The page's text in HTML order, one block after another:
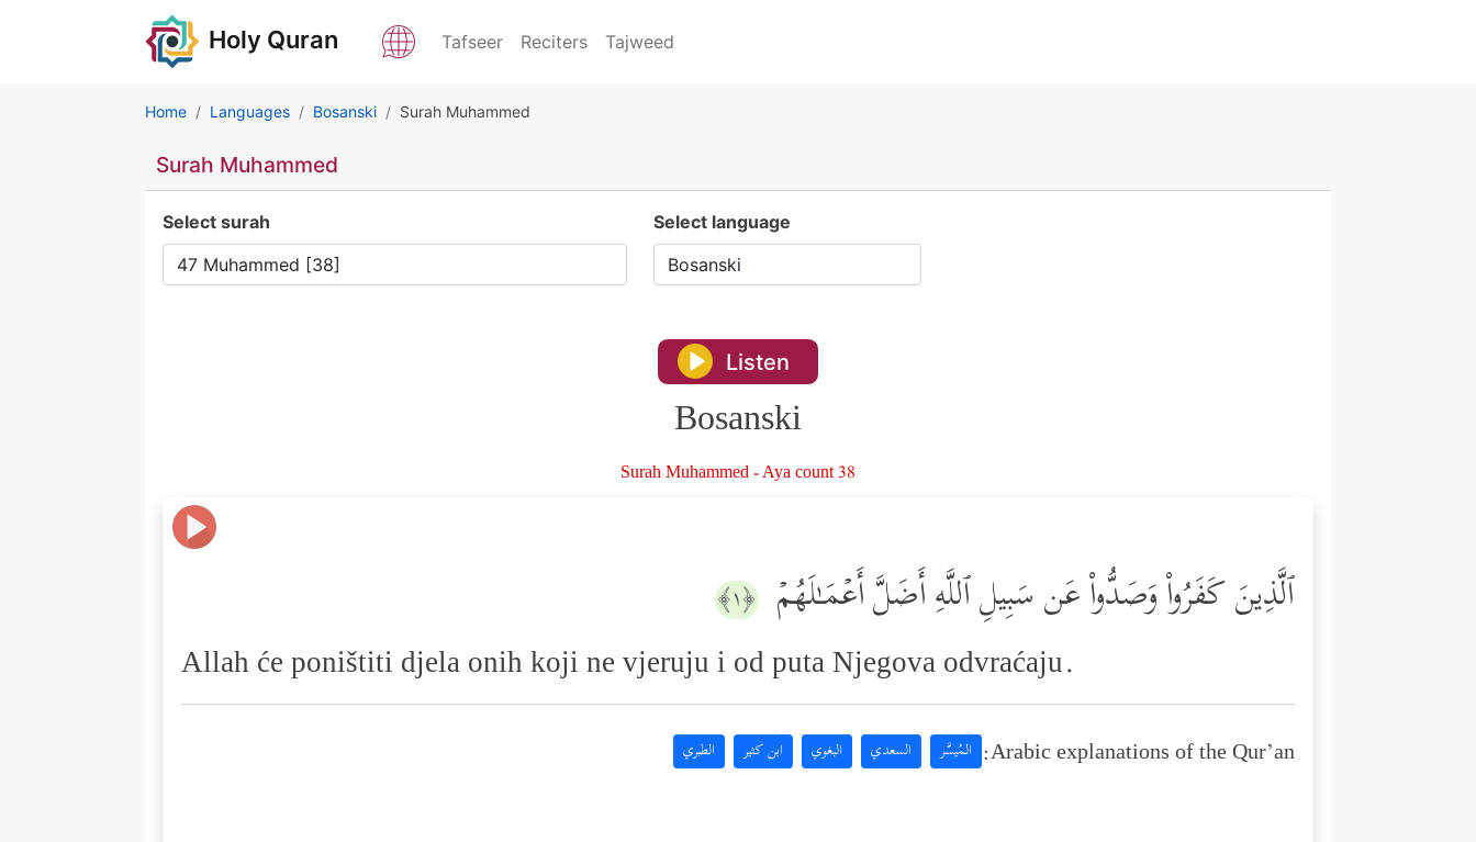
Holy Quran Tafseer Reciters Tajweed
Home Languages Bosanski Surah Muhammed
Surah Muhammed
Select surah Select language
Listen
Bosanski
Surah Muhammed - Aya count 38
ٱلَّذِینَ كَفَرُواْ وَصَدُّواْ عَن سَبِیلِ ٱللَّهِ أَضَلَّ أَعۡمَـٰلَهُمۡ ﴿١﴾
Allah će poništiti djela onih koji ne vjeruju i od puta Njegova odvraćaju.
Arabic explanations of the Qur’an: المُيسَّر السعدي البغوي ابن كثير الطبري